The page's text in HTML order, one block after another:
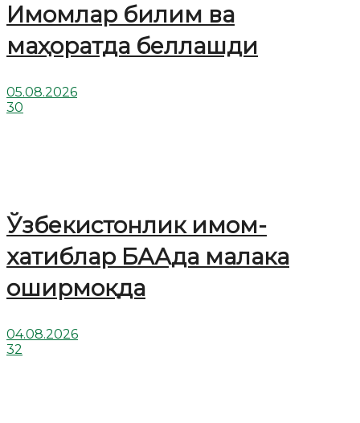
Имомлар билим ва
маҳоратда беллашди
05.08.2026
30
Ўзбекистонлик имом-
хатиблар БААда малака
оширмоқда
04.08.2026
32